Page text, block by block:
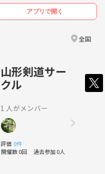
アプリで開く
全国
山形剣道サー
クル
1 人がメンバー
評価 0件
開催数 0回 過去参加 0人